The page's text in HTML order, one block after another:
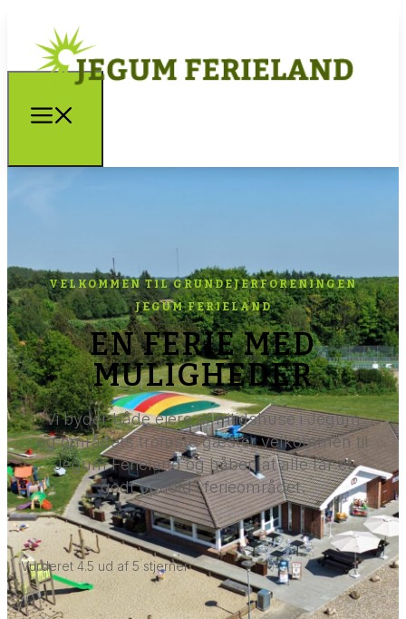
VELKOMMEN TIL GRUNDEJERFORENINGEN
JEGUM FERIELAND
​EN FERIE MED
MULIGHEDER
Vi byder både ejere af fritidshuse i Jegum
og områdets trofaste gæster velkommen til
Jegum Ferieland og håber, at alle får et
godt ophold i ferieområdet.
Vurderet 4.5 ud af 5 stjerner